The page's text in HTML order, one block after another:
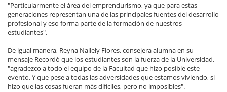
"Particularmente el área del emprendurismo, ya que para estas
generaciones representan una de las principales fuentes del desarrollo
profesional y eso forma parte de la formación de nuestros
estudiantes".
De igual manera, Reyna Nallely Flores, consejera alumna en su
mensaje Recordó que los estudiantes son la fuerza de la Universidad,
"agradezco a todo el equipo de la Facultad que hizo posible este
evento. Y que pese a todas las adversidades que estamos viviendo, si
hizo que las cosas fueran más difíciles, pero no imposibles".